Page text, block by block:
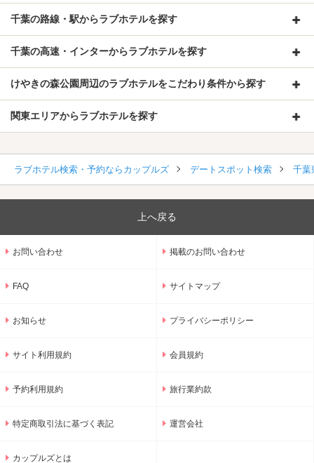
千葉の路線・駅からラブホテルを探す
千葉の高速・インターからラブホテルを探す
けやきの森公園周辺のラブホテルをこだわり条件から探す
関東エリアからラブホテルを探す
ラブホテル検索・予約ならカップルズ デートスポット検索 千葉
上へ戻る
お問い合わせ 掲載のお問い合わせ
FAQ サイトマップ
お知らせ プライバシーポリシー
サイト利用規約 会員規約
予約利用規約 旅行業約款
特定商取引法に基づく表記 運営会社
カップルズとは